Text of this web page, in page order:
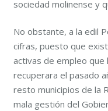
sociedad molinense y
No obstante, a la edil
cifras, puesto que
activas de empleo que
recuperara el pasado
resto municipios de la
mala gestión del